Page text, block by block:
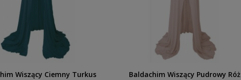
Wiszący Ciemny Turkus Baldachim Wiszący Pudrowy Róż